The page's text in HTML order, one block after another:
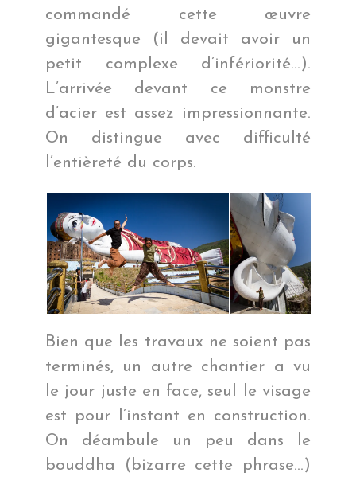
commandé cette œuvre
gigantesque (il devait avoir un
petit complexe d’infériorité…).
L’arrivée devant ce monstre
d’acier est assez impressionnante.
On distingue avec difficulté
l’entièreté du corps.
Bien que les travaux ne soient pas
terminés, un autre chantier a vu
le jour juste en face, seul le visage
est pour l’instant en construction.
On déambule un peu dans le
bouddha (bizarre cette phrase…)